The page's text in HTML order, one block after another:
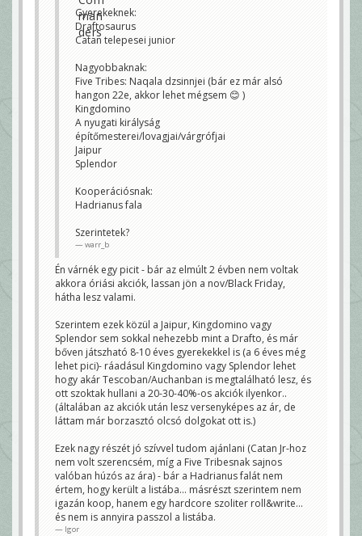
Gyerekeknek:
Draftosaurus
Catan telepesei junior
Nagyobbaknak:
Five Tribes: Naqala dzsinnjei (bár ez már alsó
hangon 22e, akkor lehet mégsem 😊 )
Kingdomino
A nyugati királyság
építőmesterei/lovagjai/várgrófjai
Jaipur
Splendor
Kooperációsnak:
Hadrianus fala
Szerintetek?
warr_b
Én várnék egy picit - bár az elmúlt 2 évben nem voltak
akkora óriási akciók, lassan jön a nov/Black Friday,
hátha lesz valami.
Szerintem ezek közül a Jaipur, Kingdomino vagy
Splendor sem sokkal nehezebb mint a Drafto, és már
bőven játszható 8-10 éves gyerekekkel is (a 6 éves még
lehet pici)- ráadásul Kingdomino vagy Splendor lehet
hogy akár Tescoban/Auchanban is megtalálható lesz, és
ott szoktak hullani a 20-30-40%-os akciók ilyenkor..
(általában az akciók után lesz versenyképes az ár, de
láttam már borzasztó olcsó dolgokat ott is.)
Ezek nagy részét jó szívvel tudom ajánlani (Catan Jr-hoz
nem volt szerencsém, míg a Five Tribesnak sajnos
valóban húzós az ára) - bár a Hadrianus falát nem
értem, hogy került a listába... másrészt szerintem nem
igazán koop, hanem egy hardcore szoliter roll&write...
és nem is annyira passzol a listába.
Igor